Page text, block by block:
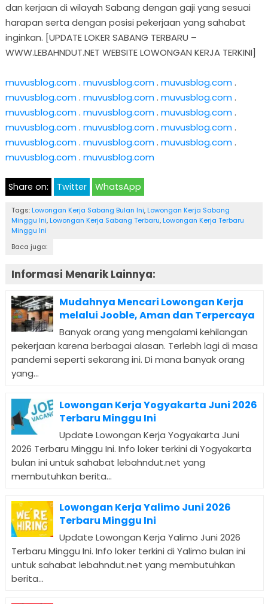
dan kerjaan di wilayah Sabang dengan gaji yang sesuai
harapan serta dengan posisi pekerjaan yang sahabat
inginkan. [UPDATE LOKER SABANG TERBARU –
WWW.LEBAHNDUT.NET WEBSITE LOWONGAN KERJA TERKINI]
muvusblog.com. muvusblog.com. muvusblog.com.
muvusblog.com. muvusblog.com. muvusblog.com.
muvusblog.com. muvusblog.com. muvusblog.com.
muvusblog.com. muvusblog.com. muvusblog.com.
muvusblog.com. muvusblog.com. muvusblog.com.
muvusblog.com. muvusblog.com
Share on: Twitter WhatsApp
Tags: Lowongan Kerja Sabang Bulan Ini, Lowongan Kerja Sabang
Minggu Ini, Lowongan Kerja Sabang Terbaru, Lowongan Kerja Terbaru
Minggu Ini
Baca juga:
Informasi Menarik Lainnya:
Mudahnya Mencari Lowongan Kerja
melalui Jooble, Aman dan Terpercaya
Banyak orang yang mengalami kehilangan
pekerjaan karena berbagai alasan. Terlebh lagi di masa
pandemi seperti sekarang ini. Di mana banyak orang
yang...
Lowongan Kerja Yogyakarta Juni 2026
Terbaru Minggu Ini
Update Lowongan Kerja Yogyakarta Juni
2026 Terbaru Minggu Ini. Info loker terkini di Yogyakarta
bulan ini untuk sahabat lebahndut.net yang
membutuhkan berita...
Lowongan Kerja Yalimo Juni 2026
Terbaru Minggu Ini
Update Lowongan Kerja Yalimo Juni 2026
Terbaru Minggu Ini. Info loker terkini di Yalimo bulan ini
untuk sahabat lebahndut.net yang membutuhkan
berita...